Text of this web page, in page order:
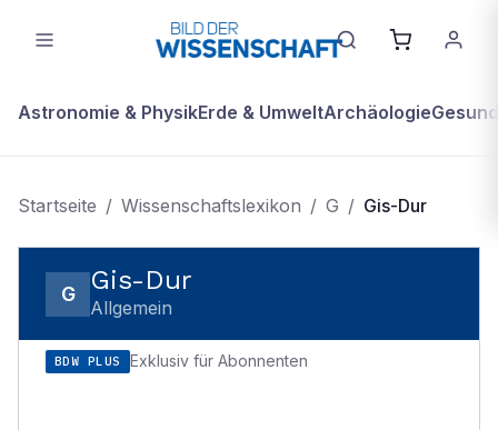
Astronomie & PhysikErde & UmweltArchäologie
Startseite / Wissenschaftslexikon / G / Gis-Dur
G Gis-Dur
Allgemein
BDW PLUS Exklusiv für Abonnenten